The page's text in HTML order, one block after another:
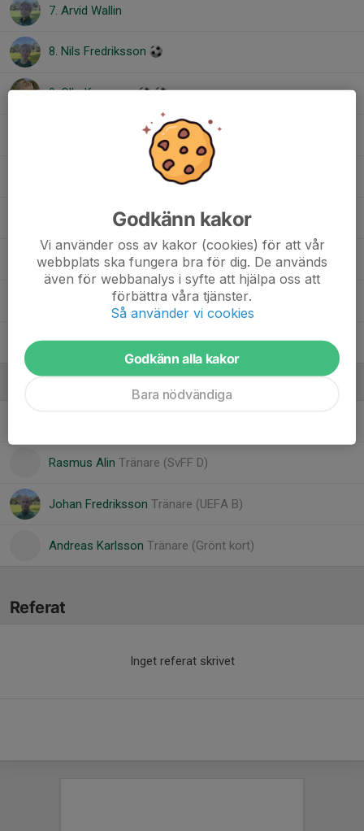
7. Arvid Wallin
8. Nils Fredriksson
9. Olle Ifversson
10. Daniel Gustavsson
11. Hampus Nilsson
13. Rasheed Rasheed
15. John Plötz
17. Albin Adorjan
Rasmus Alin Tränare (SvFF D)
Johan Fredriksson Tränare (UEFA B)
Andreas Karlsson Tränare (Grönt kort)
Referat
Inget referat skrivet
Godkänn kakor
Vi använder oss av kakor (cookies) för att vår
webbplats ska fungera bra för dig. De används
även för webbanalys i syfte att hjälpa oss att
förbättra våra tjänster.
Så använder vi cookies
Godkänn alla kakor
Bara nödvändiga